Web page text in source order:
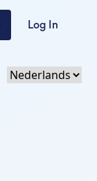
Log In